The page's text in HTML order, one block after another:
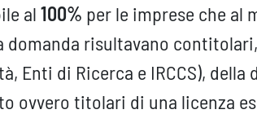
al 100% per le imprese che al
domanda risultavano
Enti di Ricerca e IRCCS),
ovvero titolari di una licenza